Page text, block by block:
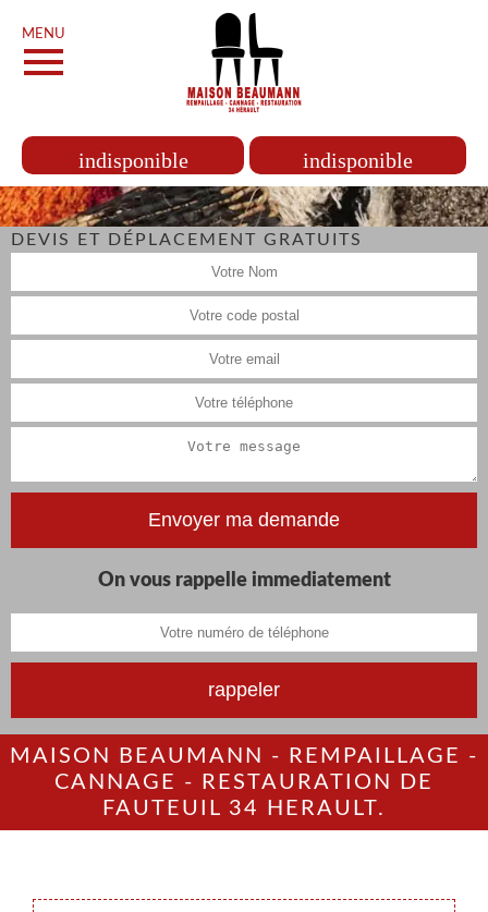
MENU
indisponible indisponible
DEVIS ET DÉPLACEMENT GRATUITS
On vous rappelle immediatement
MAISON BEAUMANN - REMPAILLAGE -
CANNAGE - RESTAURATION DE
FAUTEUIL 34 HERAULT.